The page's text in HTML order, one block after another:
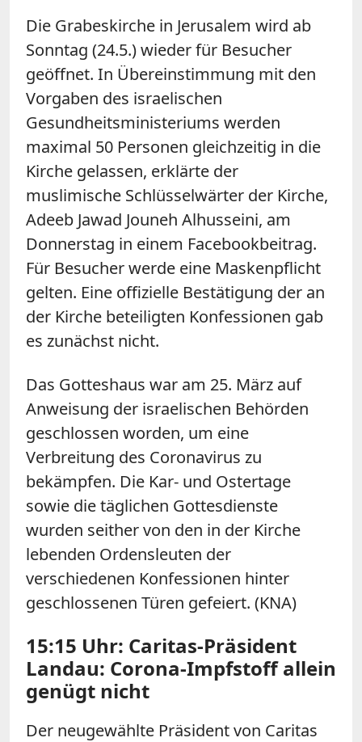
Die Grabeskirche in Jerusalem wird ab
Sonntag (24.5.) wieder für Besucher
geöffnet. In Übereinstimmung mit den
Vorgaben des israelischen
Gesundheitsministeriums werden
maximal 50 Personen gleichzeitig in die
Kirche gelassen, erklärte der
muslimische Schlüsselwärter der Kirche,
Adeeb Jawad Jouneh Alhusseini, am
Donnerstag in einem Facebookbeitrag.
Für Besucher werde eine Maskenpflicht
gelten. Eine offizielle Bestätigung der an
der Kirche beteiligten Konfessionen gab
es zunächst nicht.
Das Gotteshaus war am 25. März auf
Anweisung der israelischen Behörden
geschlossen worden, um eine
Verbreitung des Coronavirus zu
bekämpfen. Die Kar- und Ostertage
sowie die täglichen Gottesdienste
wurden seither von den in der Kirche
lebenden Ordensleuten der
verschiedenen Konfessionen hinter
geschlossenen Türen gefeiert. (KNA)
15:15 Uhr: Caritas-Präsident
Landau: Corona-Impfstoff allein
genügt nicht
Der neugewählte Präsident von Caritas